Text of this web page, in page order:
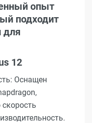
опыт
подходит
для
12
Оснащен